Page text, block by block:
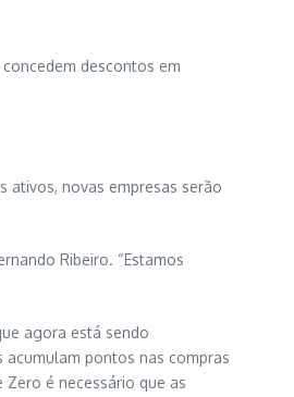
descontos em
ativos, novas empresas serão
Ribeiro. “Estamos
agora está sendo
acumulam pontos nas compras
é necessário que as